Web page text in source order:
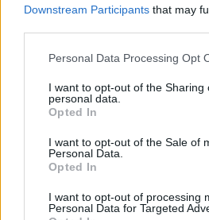
Downstream Participants that may
Personal Data Processing Opt
I want to opt-out of the Sharing
personal data.
Opted In
I want to opt-out of the Sale of
Personal Data.
Opted In
I want to opt-out of processing
Personal Data for Targeted
Escribir un comentario
Escrito por Redaccion
Los colegios “Los
de Las Palmas de Gran
Canaria y el IES
ganadores de Canarias del
Concurso Escolar del